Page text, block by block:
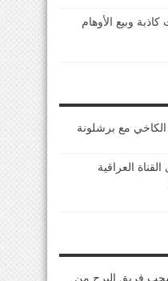
وبيع الأوهام
مع برشلونة
الرياضية الرابعة
فريق البرج من
يتبلغ القرار